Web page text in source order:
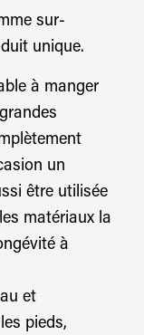
sur-
unique.
à manger
un
être utilisée
matériaux la
à
et
pieds,